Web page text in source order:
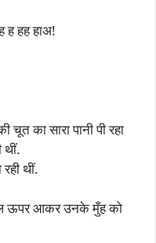
ह हह हाअ!
का सारा पानी पी रहा
थीं.
थीं.
ऊपर आकर उनके मुँह को